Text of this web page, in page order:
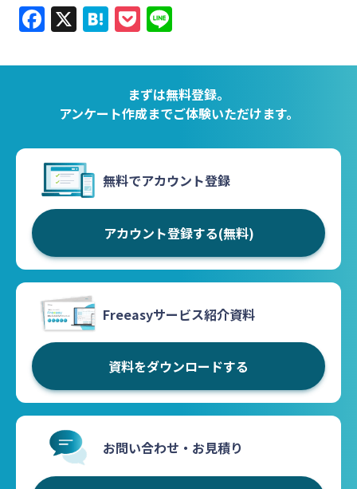
Facebook
X HatenaPocket
まずは無料登録。
アンケート作成までご体験いただけます。
無料でアカウント登録
アカウント登録する(無料)
Freeasyサービス紹介資料
資料をダウンロードする
お問い合わせ・お見積り